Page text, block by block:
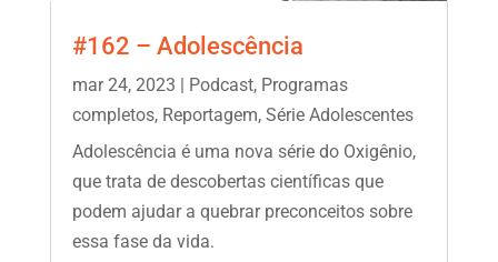
#162 – Adolescência
mar 24, 2023 Podcast, Programas
completos, Reportagem, Série Adolescentes
Adolescência é uma nova série do Oxigênio,
que trata de descobertas científicas que
podem ajudar a quebrar preconceitos sobre
essa fase da vida.